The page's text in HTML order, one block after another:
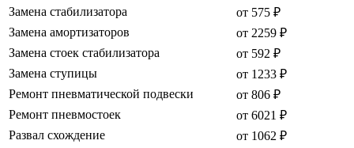
Замена стабилизатора
от 575 ₽
Замена амортизаторов
от 2259 ₽
Замена стоек стабилизатора
от 592 ₽
Замена ступицы
от 1233 ₽
Ремонт пневматической подвески
от 806 ₽
Ремонт пневмостоек
от 6021 ₽
Развал схождение
от 1062 ₽